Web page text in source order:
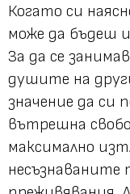
Когато си
може да бъдеш
За да се
душите на
значение да си
вътрешна
максимално